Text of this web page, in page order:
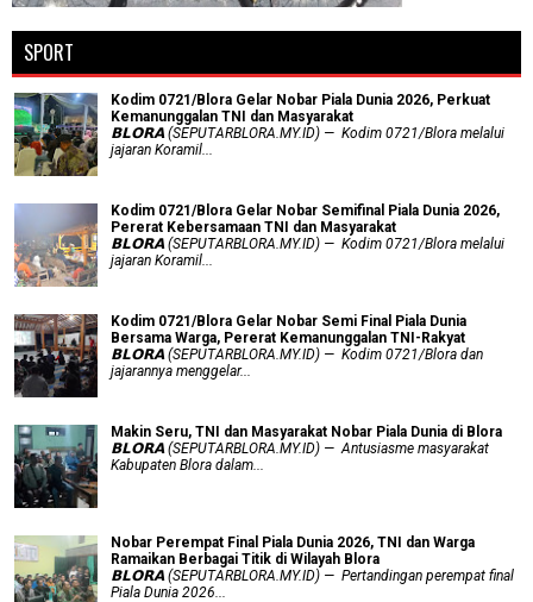
SPORT
Kodim 0721/Blora Gelar Nobar Piala Dunia 2026, Perkuat
Kemanunggalan TNI dan Masyarakat
𝗕𝗟𝗢𝗥𝗔 (SEPUTARBLORA.MY.ID) — Kodim 0721/Blora melalui
jajaran Koramil...
Kodim 0721/Blora Gelar Nobar Semifinal Piala Dunia 2026,
Pererat Kebersamaan TNI dan Masyarakat
𝗕𝗟𝗢𝗥𝗔 (SEPUTARBLORA.MY.ID) — Kodim 0721/Blora melalui
jajaran Koramil...
Kodim 0721/Blora Gelar Nobar Semi Final Piala Dunia
Bersama Warga, Pererat Kemanunggalan TNI-Rakyat
𝗕𝗟𝗢𝗥𝗔 (SEPUTARBLORA.MY.ID) — Kodim 0721/Blora dan
jajarannya menggelar...
Makin Seru, TNI dan Masyarakat Nobar Piala Dunia di Blora
𝗕𝗟𝗢𝗥𝗔 (SEPUTARBLORA.MY.ID) — Antusiasme masyarakat
Kabupaten Blora dalam...
Nobar Perempat Final Piala Dunia 2026, TNI dan Warga
Ramaikan Berbagai Titik di Wilayah Blora
𝗕𝗟𝗢𝗥𝗔 (SEPUTARBLORA.MY.ID) — Pertandingan perempat final
Piala Dunia 2026...